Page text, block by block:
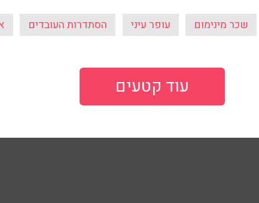
שכר מינימום עופר עיני הסתדרות העובדים
עוד קטעים